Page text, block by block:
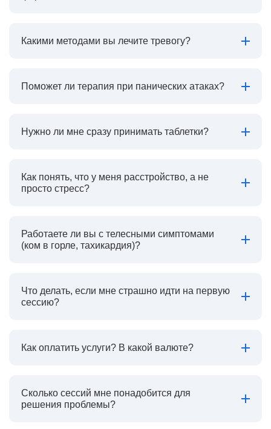
Какими методами вы лечите тревогу?
Поможет ли терапия при панических атаках?
Нужно ли мне сразу принимать таблетки?
Как понять, что у меня расстройство, а не
просто стресс?
Работаете ли вы с телесными симптомами
(ком в горле, тахикардия)?
Что делать, если мне страшно идти на первую
сессию?
Как оплатить услуги? В какой валюте?
Сколько сессий мне понадобится для
решения проблемы?